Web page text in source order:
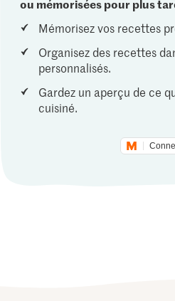
ou mémorisées pour plus
Mémorisez vos recettes
Organisez des recettes
personnalisés.
Gardez un aperçu de ce
cuisiné.